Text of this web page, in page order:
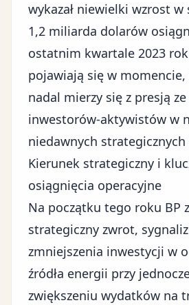
wykazał niewielki wzrost
1,2 miliarda dolarów
ostatnim kwartale 2023
pojawiają się w momencie,
nadal mierzy się z presją
inwestorów-aktywistów w
niedawnych strategicznych
Kierunek strategiczny i
osiągnięcia operacyjne
Na początku tego roku BP
strategiczny zwrot,
zmniejszenia inwestycji w
źródła energii przy
zwiększeniu wydatków na